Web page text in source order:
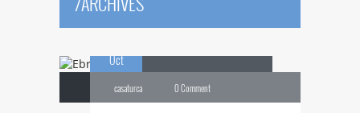
16
Oct
casaturca 0 Comment